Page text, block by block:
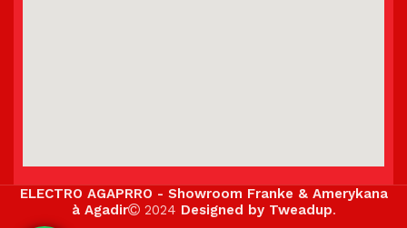
ELECTRO AGAPRRO - Showroom Franke & Amerykana
à Agadir
2024 Designed by Tweadup.